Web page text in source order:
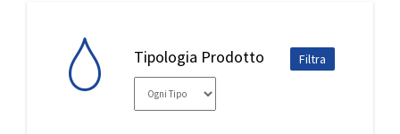
Tipologia Prodotto